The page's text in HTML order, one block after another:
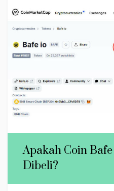
Apakah Coin
Dibeli?